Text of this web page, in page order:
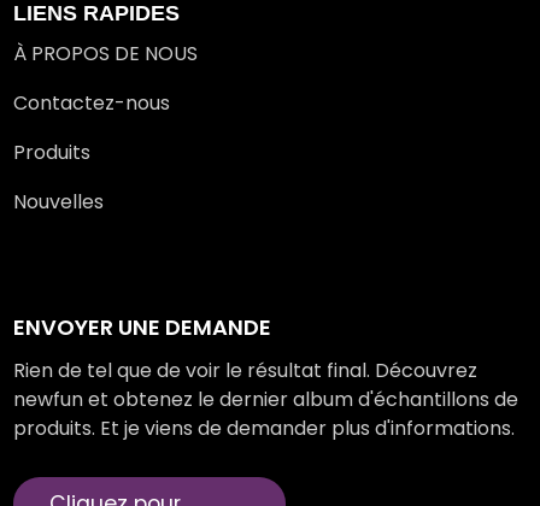
LIENS RAPIDES
À PROPOS DE NOUS
Contactez-nous
Produits
Nouvelles
ENVOYER UNE DEMANDE
Rien de tel que de voir le résultat final. Découvrez
newfun et obtenez le dernier album d'échantillons de
produits. Et je viens de demander plus d'informations.